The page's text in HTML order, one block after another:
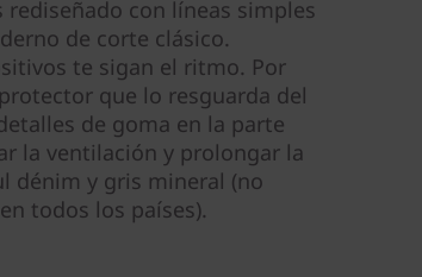
rediseñado con líneas simples
de corte clásico.
te sigan el ritmo. Por
que lo resguarda del
de goma en la parte
la ventilación y prolongar la
dénim y gris mineral (no
todos los países).